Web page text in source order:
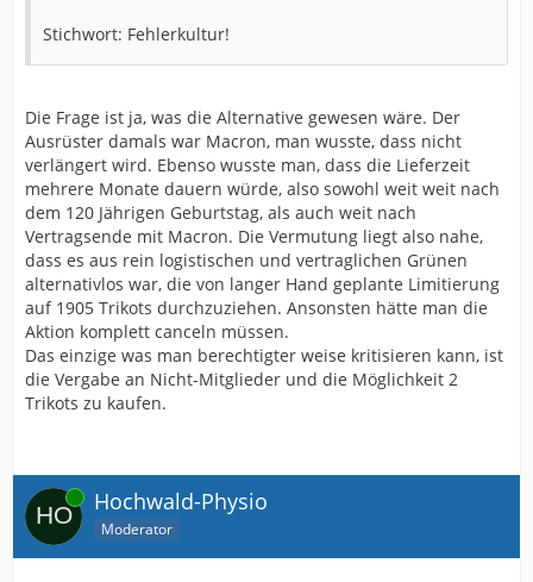
Stichwort: Fehlerkultur!
Die Frage ist ja, was die Alternative gewesen wäre. Der
Ausrüster damals war Macron, man wusste, dass nicht
verlängert wird. Ebenso wusste man, dass die Lieferzeit
mehrere Monate dauern würde, also sowohl weit weit nach
dem 120 Jährigen Geburtstag, als auch weit nach
Vertragsende mit Macron. Die Vermutung liegt also nahe,
dass es aus rein logistischen und vertraglichen Grünen
alternativlos war, die von langer Hand geplante Limitierung
auf 1905 Trikots durchzuziehen. Ansonsten hätte man die
Aktion komplett canceln müssen.
Das einzige was man berechtigter weise kritisieren kann, ist
die Vergabe an Nicht-Mitglieder und die Möglichkeit 2
Trikots zu kaufen.
Online Hochwald-Physio
Moderator